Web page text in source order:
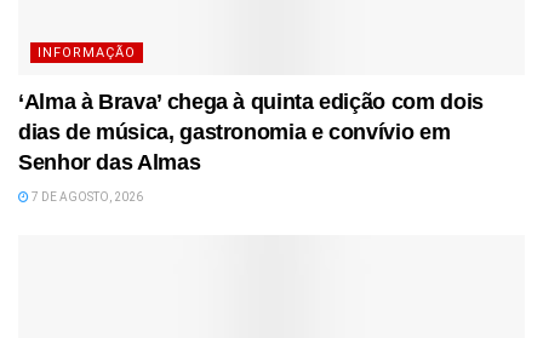
INFORMAÇÃO
‘Alma à Brava’ chega à quinta edição com dois
dias de música, gastronomia e convívio em
Senhor das Almas
7 DE AGOSTO, 2026